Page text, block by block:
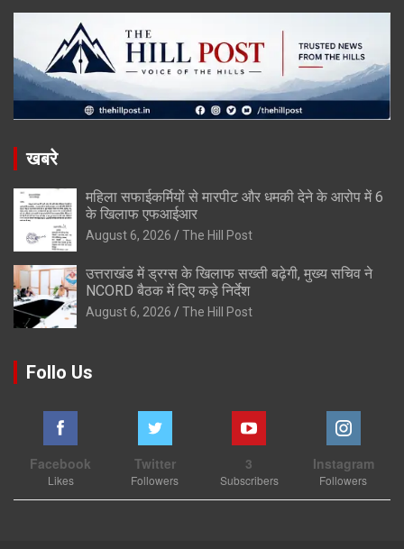
खबरे
महिला सफाईकर्मियों से मारपीट और धमकी देने के आरोप में 6
के खिलाफ एफआईआर
August 6, 2026 The Hill Post
उत्तराखंड में ड्रग्स के खिलाफ सख्ती बढ़ेगी, मुख्य सचिव ने
NCORD बैठक में दिए कड़े निर्देश
August 6, 2026 The Hill Post
Follo Us
Facebook
Likes
Twitter
Followers
3
Subscribers
Instagram
Followers